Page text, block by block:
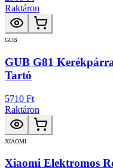
Raktáron
GUB
GUB G81
Tartó
5710 Ft
Raktáron
XIAOMI
Xiaomi Elektromos